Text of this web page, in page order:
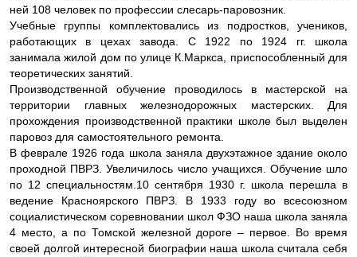
ней 108 человек по профессии слесарь-паровозник.
Учебные группы комплектовались из подростков, учеников,
работающих в цехах завода. С 1922 по 1924 гг. школа
занимала жилой дом по улице К.Маркса, приспособленный для
теоретических занятий.
Производственной обучение проводилось в мастерской на
территории главных железнодорожных мастерских. Для
прохождения производственной практики школе был выделен
паровоз для самостоятельного ремонта.
В феврале 1926 года школа заняла двухэтажное здание около
проходной ПВРЗ. Увеличилось число учащихся. Обучение шло
по 12 специальностям.10 сентября 1930 г. школа перешла в
ведение Красноярского ПВРЗ. В 1933 году во всесоюзном
социалистическом соревновании школ ФЗО наша школа заняла
4 место, а по Томской железной дороге – первое. Во время
своей долгой интересной биографии наша школа считала себя